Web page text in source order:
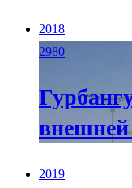
2018
2980
2019